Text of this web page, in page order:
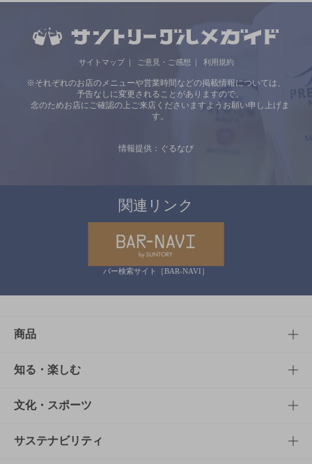
サイトマップ ご意見・ご感想 利用規約
※それぞれのお店のメニューや営業時間などの掲載情報については、
予告なしに変更されることがありますので、
念のためお店にご確認の上ご来店くださいますようお願い申し上げま
す。
情報提供：ぐるなび
関連リンク
バー検索サイト［BAR-NAVI］
商品
商品TOP
商品一覧
商品発売情報
知る・楽しむ
知る・楽しむTOP
キャンペーン
文化・スポーツ
文化・スポーツTOP
サステナビリティ